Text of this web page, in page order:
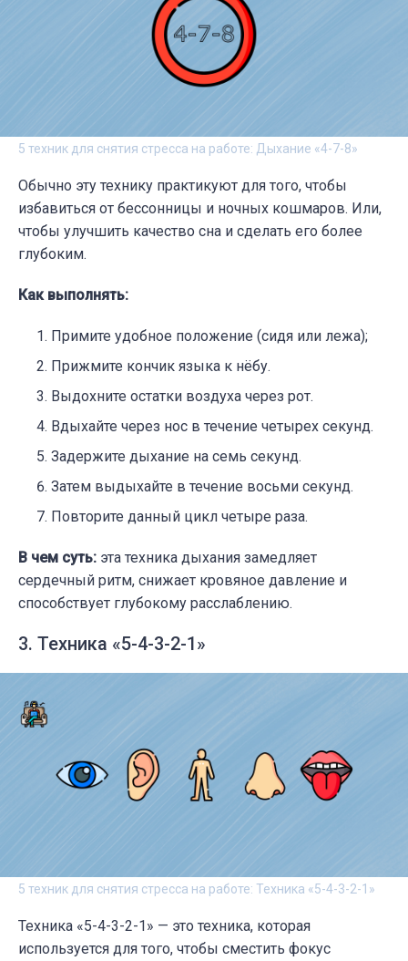
5 техник для снятия стресса на работе: Дыхание «4-7-8»
Обычно эту технику практикуют для того, чтобы
избавиться от бессонницы и ночных кошмаров. Или,
чтобы улучшить качество сна и сделать его более
глубоким.
Как выполнять:
Примите удобное положение (сидя или лежа);
Прижмите кончик языка к нёбу.
Выдохните остатки воздуха через рот.
Вдыхайте через нос в течение четырех секунд.
Задержите дыхание на семь секунд.
Затем выдыхайте в течение восьми секунд.
Повторите данный цикл четыре раза.
В чем суть: эта техника дыхания замедляет
сердечный ритм, снижает кровяное давление и
способствует глубокому расслаблению.
3. Техника «5-4-3-2-1»
5 техник для снятия стресса на работе: Техника «5-4-3-2-1»
Техника «5-4-3-2-1» — это техника, которая
используется для того, чтобы сместить фокус